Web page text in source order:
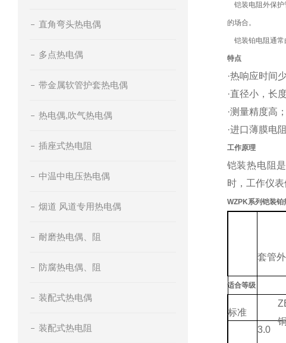
直角弯头热电偶
多点热电偶
带金属软管护套热电偶
热电偶,吹气热电偶
插座式热电阻
中温中电压热电偶
烟道 风道专用热电偶
耐磨热电偶、阻
防腐热电偶、阻
装配式热电偶
装配式热电阻
铠装电阻外保护
的场合。
铠装铂电阻通常
特点
·热响应时间
·直径小，长
·测量精度高；
·进口薄膜电
工作原理
铠装热电阻
时，工作仪
WZPK系列铠装铂
套管
3.0
适合等级
标准